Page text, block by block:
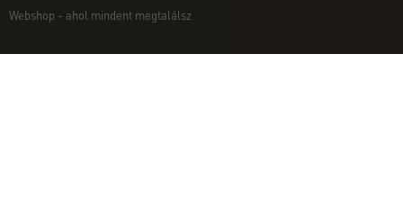
Webshop - ahol mindent megtalálsz